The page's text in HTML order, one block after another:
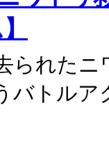
られたニ
バトルア